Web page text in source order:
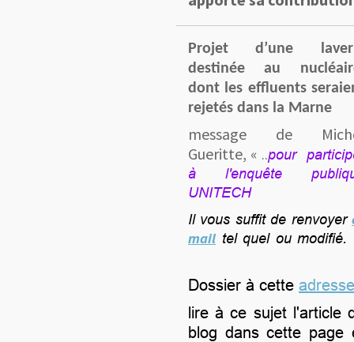
Projet d’une
destinée au
dont les effluents
rejetés dans la Marne
message de
Gueritte, « ..pour
à l'enquête
UNITECH
Il vous suffit de renvoyer
mail tel quel ou modifié.
Dossier à cette adresse
lire à ce sujet l'article
blog dans cette page